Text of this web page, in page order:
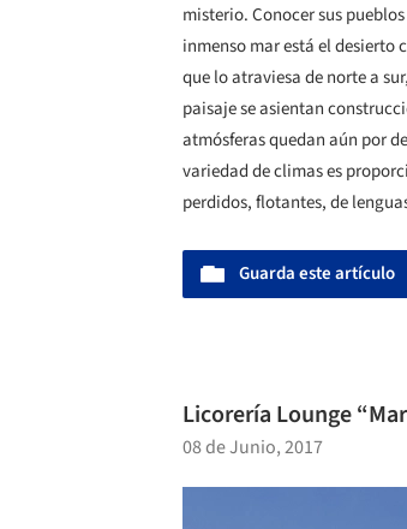
misterio. Conocer sus
inmenso mar está el desierto
que lo atraviesa de norte a
paisaje se asientan
atmósferas quedan aún por
variedad de climas es
perdidos, flotantes, de
Guarda este artículo
Licorería Lounge
08 de Junio, 2017